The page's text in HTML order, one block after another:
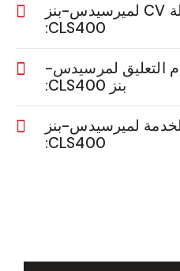
تشحيم وإغلاق وصلة CV لميرسيدس-بنز
CLS400:
التعليق لمرسيدس-
بنز CLS400:
لميرسيدس-بنز
CLS400: